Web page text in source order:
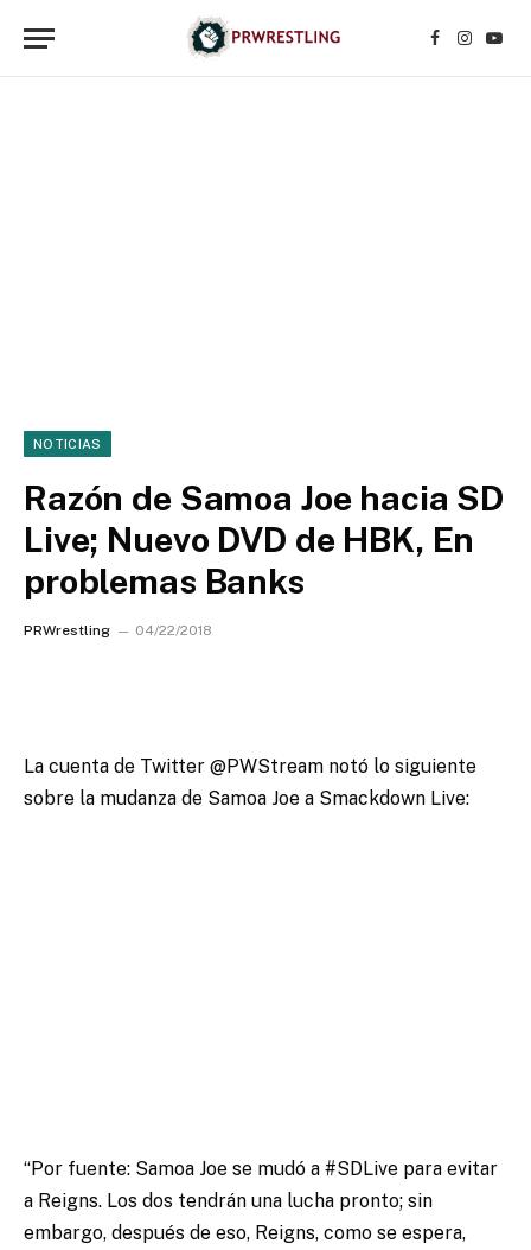
Facebook
NOTICIAS
Razón de Samoa Joe hacia SD
Live; Nuevo DVD de HBK, En
problemas Banks
PRWrestling 04/22/2018
La cuenta de Twitter @PWStream notó lo siguiente
sobre la mudanza de Samoa Joe a Smackdown Live:
“Por fuente: Samoa Joe se mudó a #SDLive para evitar
a Reigns. Los dos tendrán una lucha pronto; sin
embargo, después de eso, Reigns, como se espera,